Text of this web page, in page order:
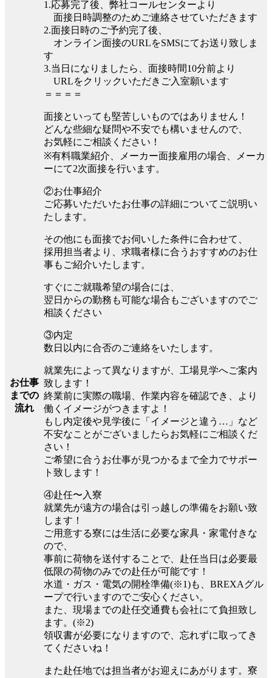
お仕事
までの
流れ
1.応募完了後、弊社コールセンターより
面接日時調整のためご連絡させていただきます
2.面接日時のご予約完了後、
オンライン面接のURLをSMSにてお送り致しま
す
3.当日になりましたら、面接時間10分前より
URLをクリックいただきご入室願います
＝＝＝＝
面接といっても堅苦しいものではありません！
どんな些細な疑問や不安でも構いませんので、
お気軽にご相談ください！
※有料職業紹介、メーカー面接雇用の場合、メーカ
ーにて2次面接を行います。
②お仕事紹介
ご応募いただいたお仕事の詳細についてご説明い
たします。
その他にも面接でお伺いした条件に合わせて、
採用担当者より、求職者様に合うおすすめのお仕
事もご紹介いたします。
すぐにご就職希望の場合には、
翌日からの勤務も可能な場合もございますのでご
相談ください
③内定
数日以内に合否のご連絡をいたします。
就業先によって異なりますが、工場見学へご案内
致します！
終業前に実際の職場、作業内容を確認でき、より
働くイメージがつきますよ！
もし内定後や見学後に「イメージと違う…」など
不安なことがございましたらお気軽にご相談くだ
さい！
ご希望に合うお仕事が見つかるまで全力でサポー
ト致します！
④赴任〜入寮
就業先が遠方の場合は引っ越しの準備をお願い致
します！
ご用意する寮には生活に必要な家具・家電付きな
ので、
事前に荷物を送付することで、赴任当日は必要最
低限の荷物のみでの赴任が可能です！
水道・ガス・電気の開栓準備(※1)も、BREXAグル
ープで行いますのでご安心ください。
また、現場までの赴任交通費も会社にて負担致し
ます。(※2)
領収書が必要になりますので、忘れずに取ってき
てくださいね！
また赴任地では担当者がお迎えにあがります。寮